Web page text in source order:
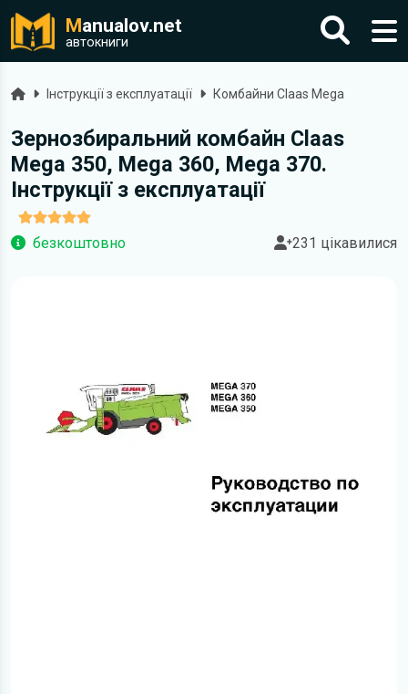
Manualov.net
автокниги
ГоловнаІнструкції з експлуатації Комбайни Claas Mega
Зернозбиральний комбайн Claas
Mega 350, Mega 360, Mega 370.
Інструкції з експлуатації
безкоштовно 231 цікавилися